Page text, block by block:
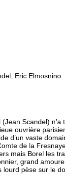
Eric Elmosnino
Scandel)
ouvrière
d’un vaste
de la
mais Borel les
grand
pèse sur le